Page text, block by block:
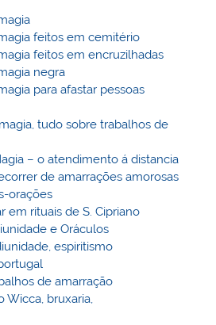
feitos em cemitério
feitos em encruzilhadas
negra
para afastar pessoas
tudo sobre trabalhos de
– o atendimento á distancia
de amarrações amorosas
orações
em rituais de S. Cipriano
e Oráculos
espiritismo
de amarração
Wicca, bruxaria,